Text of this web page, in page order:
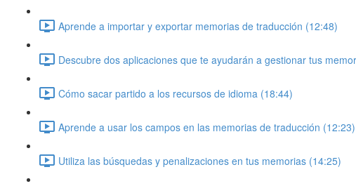
Aprende a importar y exportar memorias de traducción (12:48)
Descubre dos aplicaciones que te ayudarán a gestionar tus
Cómo sacar partido a los recursos de idioma (18:44)
Aprende a usar los campos en las memorias de traducción (12:23)
Utiliza las búsquedas y penalizaciones en tus memorias (14:25)